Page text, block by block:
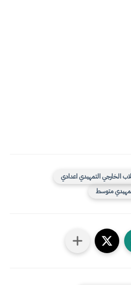
الخارجي التمهيدي اعدادي
متوسط